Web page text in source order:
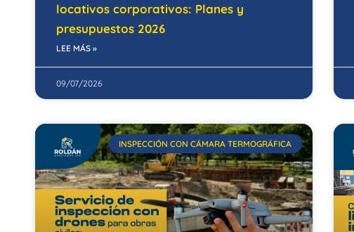
locativos corporativos: Planes y
presupuestos 2026
LEE MÁS »
09/07/2026
INSPECCIÓN CON CÁMARA TERMOGRÁFICA